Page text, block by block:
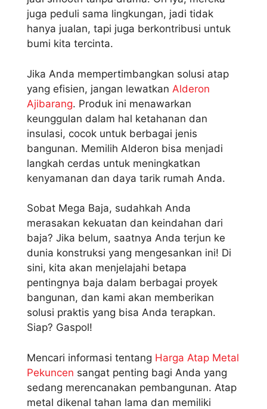
juga peduli sama lingkungan, jadi tidak
hanya jualan, tapi juga berkontribusi untuk
bumi kita tercinta.
Jika Anda mempertimbangkan solusi atap
yang efisien, jangan lewatkan Alderon
Ajibarang. Produk ini menawarkan
keunggulan dalam hal ketahanan dan
insulasi, cocok untuk berbagai jenis
bangunan. Memilih Alderon bisa menjadi
langkah cerdas untuk meningkatkan
kenyamanan dan daya tarik rumah Anda.
Sobat Mega Baja, sudahkah Anda
merasakan kekuatan dan keindahan dari
baja? Jika belum, saatnya Anda terjun ke
dunia konstruksi yang mengesankan ini! Di
sini, kita akan menjelajahi betapa
pentingnya baja dalam berbagai proyek
bangunan, dan kami akan memberikan
solusi praktis yang bisa Anda terapkan.
Siap? Gaspol!
Mencari informasi tentang Harga Atap Metal
Pekuncen sangat penting bagi Anda yang
sedang merencanakan pembangunan. Atap
metal dikenal tahan lama dan memiliki